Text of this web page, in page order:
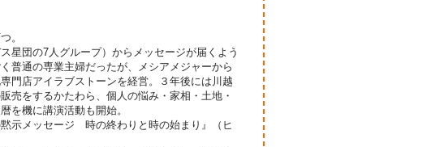
。
星団の7人グループ）からメッセージが届くよう
普通の専業主婦だったが、メシアメジャーから
門店アイラブストーンを経営。３年後には川越
売をするかたわら、個人の悩み・家相・土地・
を機に講演活動も開始。
示メッセージ 時の終わりと時の始まり』（ヒ